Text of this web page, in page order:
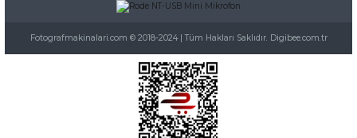
Fotografmakinalari.com © 2018-2024 | Tüm Hakları Saklıdır. Digibee.com.tr